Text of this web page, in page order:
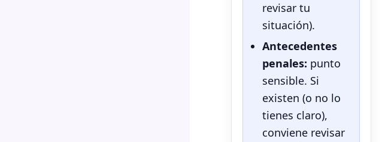
revisar tu
situación).
Antecedentes
penales: punto
sensible. Si
existen (o no lo
tienes claro),
conviene revisar